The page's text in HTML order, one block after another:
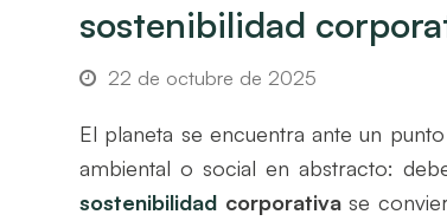
sostenibilidad
22 de octubre de 2025
El planeta se encuentra ante un
ambiental o social en abstracto:
sostenibilidad corporativase